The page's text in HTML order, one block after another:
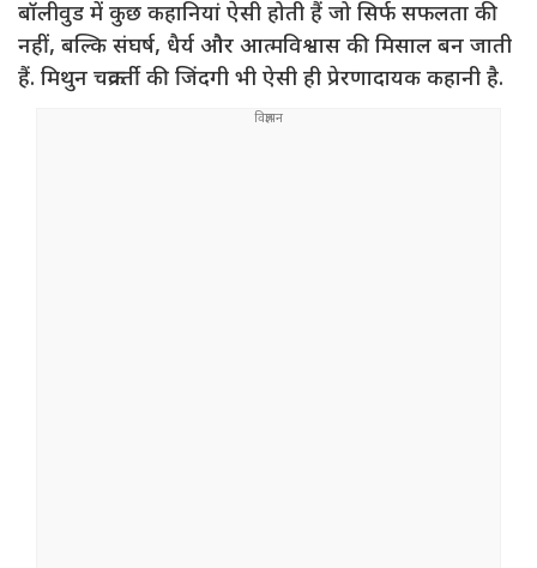
बॉलीवुड में कुछ कहानियां ऐसी होती हैं जो सिर्फ सफलता की
नहीं, बल्कि संघर्ष, धैर्य और आत्मविश्वास की मिसाल बन जाती
हैं. मिथुन चक्रवर्ती की जिंदगी भी ऐसी ही प्रेरणादायक कहानी है.